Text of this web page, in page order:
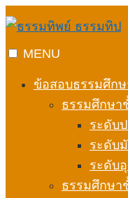
to
MENU
ข้อสอบธรรมศึกษ
ธรรมศึกษา
ระดับ
ระดับ
ระดับ
ธรรมศึกษา